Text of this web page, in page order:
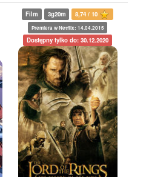
Film 3g20m 8,74 / 10
Premiera w Netflix: 14.04.2015
Dostępny tylko do: 30.12.2020